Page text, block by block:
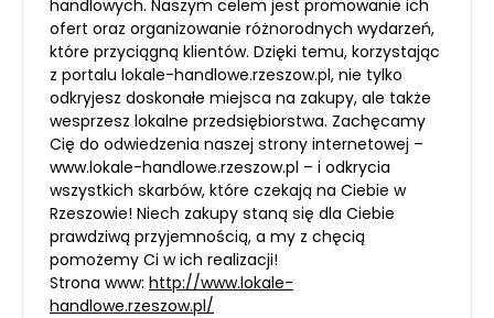
handlowych. Naszym celem jest promowanie ich
ofert oraz organizowanie różnorodnych wydarzeń,
które przyciągną klientów. Dzięki temu, korzystając
z portalu lokale-handlowe.rzeszow.pl, nie tylko
odkryjesz doskonałe miejsca na zakupy, ale także
wesprzesz lokalne przedsiębiorstwa. Zachęcamy
Cię do odwiedzenia naszej strony internetowej –
www.lokale-handlowe.rzeszow.pl – i odkrycia
wszystkich skarbów, które czekają na Ciebie w
Rzeszowie! Niech zakupy staną się dla Ciebie
prawdziwą przyjemnością, a my z chęcią
pomożemy Ci w ich realizacji!
Strona www: http://www.lokale-
handlowe.rzeszow.pl/